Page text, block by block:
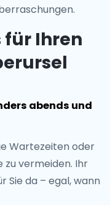
für Ihren
abends und
Wartezeiten oder
vermeiden. Ihr
Sie da – egal, wann